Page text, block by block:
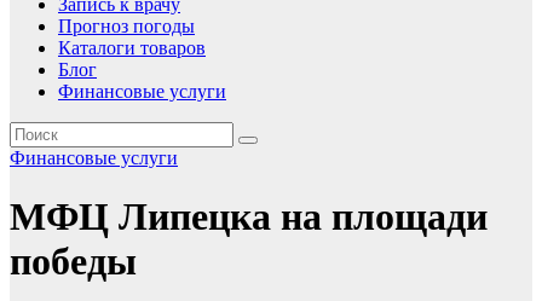
Запись к врачу
Прогноз погоды
Каталоги товаров
Блог
Финансовые услуги
Финансовые услуги
МФЦ Липецка на площади
победы